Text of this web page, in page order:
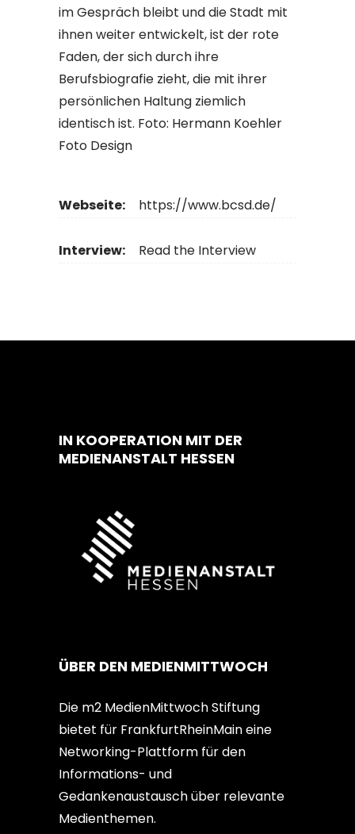
im Gespräch bleibt und die Stadt mit
ihnen weiter entwickelt, ist der rote
Faden, der sich durch ihre
Berufsbiografie zieht, die mit ihrer
persönlichen Haltung ziemlich
identisch ist. Foto: Hermann Koehler
Foto Design
Webseite: https://www.bcsd.de/
Interview: Read the Interview
IN KOOPERATION MIT DER
MEDIENANSTALT HESSEN
ÜBER DEN MEDIENMITTWOCH
Die m2 MedienMittwoch Stiftung
bietet für FrankfurtRheinMain eine
Networking-Plattform für den
Informations- und
Gedankenaustausch über relevante
Medienthemen.